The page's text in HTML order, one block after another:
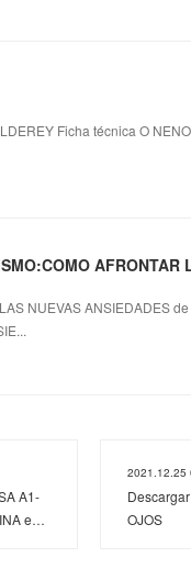
Ficha técnica O
AFRONTAR
NUEVAS ANSIEDADES
A1-
e…
2021.12.25
OJOS